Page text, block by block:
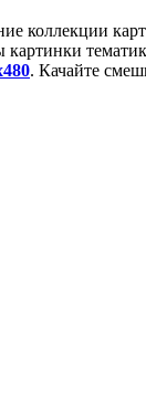
коллекции
картинки
. Качайте